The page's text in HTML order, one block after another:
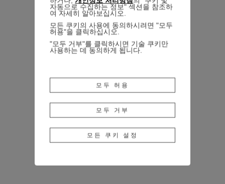
자동으로 수집하는 정보" 섹션을 참조하
여 자세히 알아보십시오.
모든 쿠키의 사용에 동의하시려면 "모두
허용"을 클릭하십시오.
"모두 거부"를 클릭하시면 기술 쿠키만
사용하는 데 동의하게 됩니다.
모두 허용
모두 거부
모든 쿠키 설정